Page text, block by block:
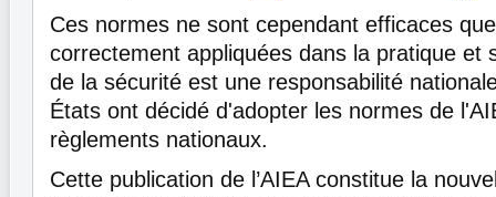
Ces normes ne sont cependant efficaces
correctement appliquées dans la pratique et
de la sécurité est une responsabilité
États ont décidé d'adopter les normes de
règlements nationaux.
Cette publication de l’AIEA constitue la